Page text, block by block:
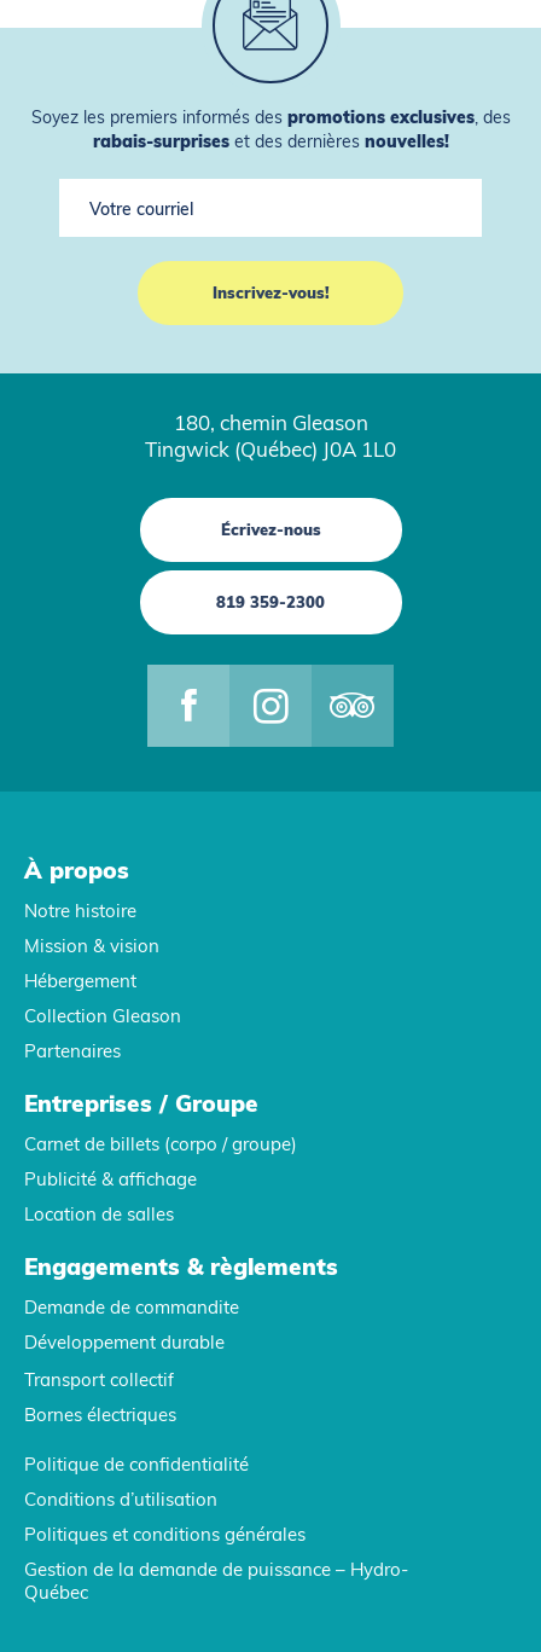
Soyez les premiers informés des promotions exclusives, des
rabais-surpriseset des dernières nouvelles!
180, chemin Gleason
Tingwick (Québec) J0A 1L0
Écrivez-nous
819 359-2300
À propos
Notre histoire
Mission & vision
Hébergement
Collection Gleason
Partenaires
Entreprises / Groupe
Carnet de billets (corpo / groupe)
Publicité & affichage
Location de salles
Engagements & règlements
Demande de commandite
Développement durable
Transport collectif
Bornes électriques
Politique de confidentialité
Conditions d’utilisation
Politiques et conditions générales
Gestion de la demande de puissance – Hydro-
Québec